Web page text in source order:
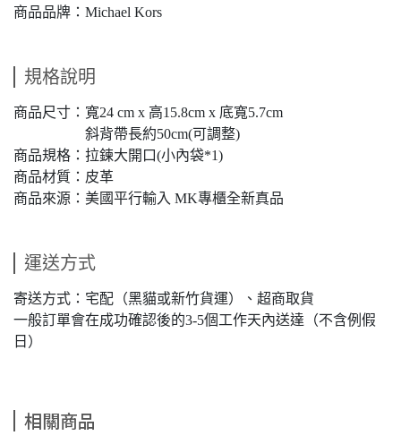
商品品牌：Michael Kors
規格說明
商品尺寸：寬24 cm x 高15.8cm x 底寬5.7cm
斜背帶長約50cm(可調整)
商品規格：拉鍊大開口(小內袋*1)
商品材質：皮革
商品來源：美國平行輸入 MK專櫃全新真品
運送方式
寄送方式：宅配（黑貓或新竹貨運）、超商取貨
一般訂單會在成功確認後的3-5個工作天內送達（不含例假
日）
相關商品